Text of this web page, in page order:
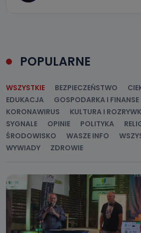
POPULARNE
WSZYSTKIE BEZPIECZEŃSTWO
EDUKACJA
GOSPODARKA I FINANSE
KORONAWIRUS
KULTURA I
SYGNALE
OPINIE POLITYKA
ŚRODOWISKO
WASZE INFO
WYWIADY
ZDROWIE